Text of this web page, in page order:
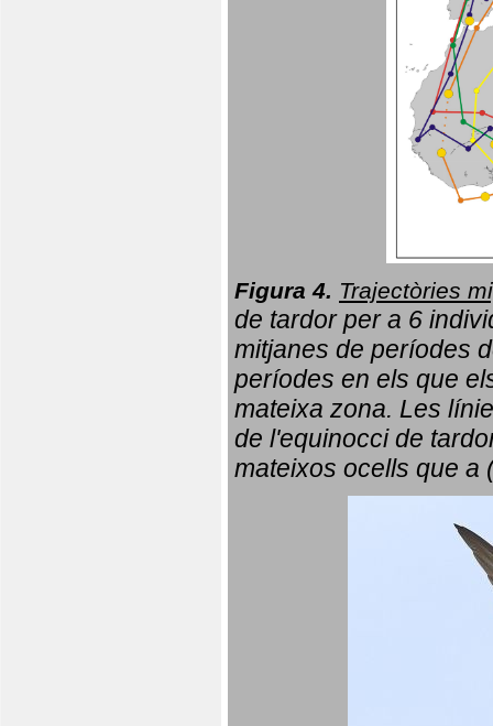
Figura 4. Trajectòries
de tardor per a 6
mitjanes de períodes
períodes en els que
mateixa zona. Les
de l'equinocci de
mateixos ocells que a